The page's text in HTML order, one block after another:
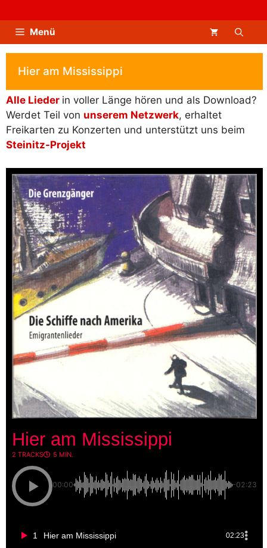
Inhalt
springenMenü
Hier am Mississippi
Alle Lieder in voller Länge hören und als Download?
Werdet Teil von unserem Netzwerk, erhaltet
Freikarten zu Konzerten und unterstützt uns beim
Steinitz-Projekt
Hier am Mississippi
2 TRACKS 5 MIN.
00:00 -02:23
1 Hier am Mississippi 02:23